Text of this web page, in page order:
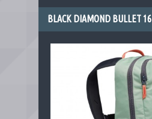
BLACK DIAMOND BULLET 16